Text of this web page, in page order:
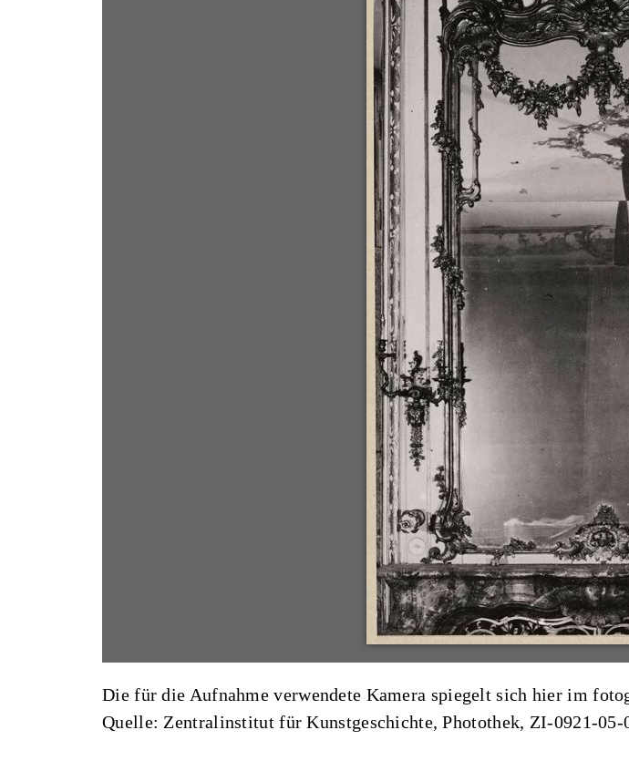
Die für die Aufnahme verwendete Kamera spiegelt sich hier im
Quelle: Zentralinstitut für Kunstgeschichte, Photothek, ZI-0921-05-